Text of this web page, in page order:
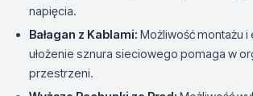
napięcia.
Bałagan z Kablami: Możliwość montażu i
ułożenie sznura sieciowego pomaga w
przestrzeni.